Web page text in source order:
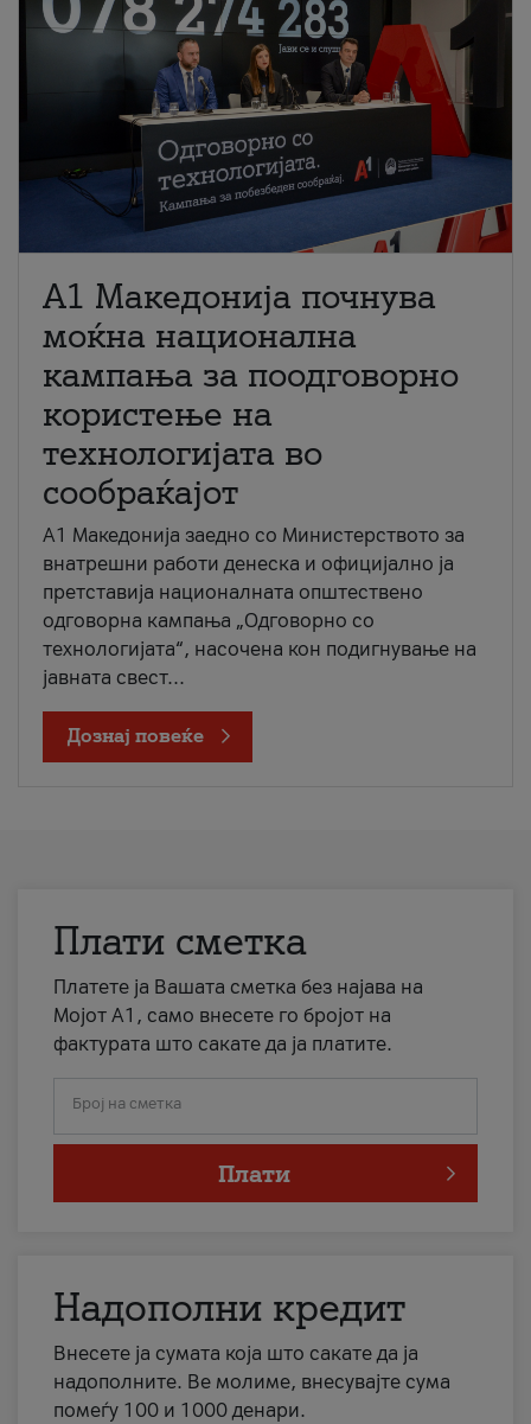
A1 Македонија почнува
моќна национална
кампања за поодговорно
користење на
технологијата во
сообраќајот
A1 Македонија заедно со Министерството за
внатрешни работи денеска и официјално ја
претставија националната општествено
одговорна кампања „Одговорно со
технологијата“, насочена кон подигнување на
јавната свест...
Дознај повеќе
Плати сметка
Платете ја Вашата сметка без најава на
Мојот А1, само внесете го бројот на
фактурата што сакате да ја платите.
Број на сметка
Плати
Надополни кредит
Внесете ја сумата која што сакате да ја
надополните. Ве молиме, внесувајте сума
помеѓу 100 и 1000 денари.